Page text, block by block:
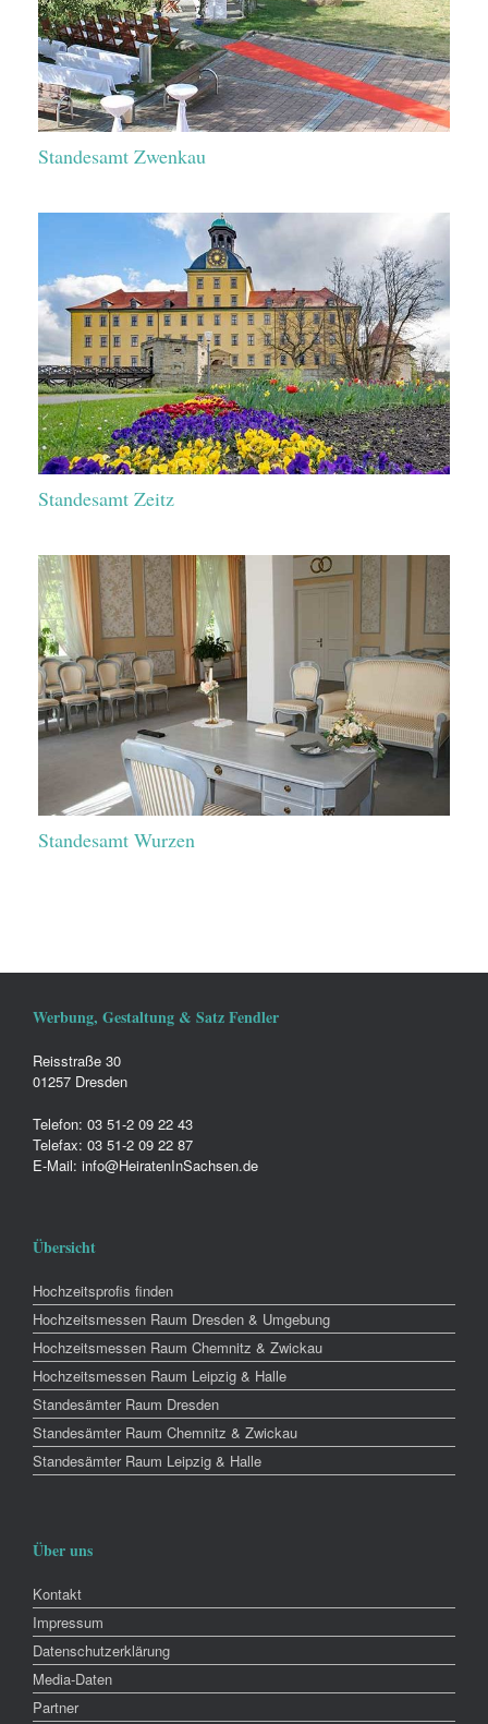
Standesamt Zwenkau
Standesamt Zeitz
Standesamt Wurzen
Werbung, Gestaltung & Satz Fendler
Reisstraße 30
01257 Dresden
Telefon: 03 51-2 09 22 43
Telefax: 03 51-2 09 22 87
E-Mail: info@HeiratenInSachsen.de
Übersicht
Hochzeitsprofis finden
Hochzeitsmessen Raum Dresden & Umgebung
Hochzeitsmessen Raum Chemnitz & Zwickau
Hochzeitsmessen Raum Leipzig & Halle
Standesämter Raum Dresden
Standesämter Raum Chemnitz & Zwickau
Standesämter Raum Leipzig & Halle
Über uns
Kontakt
Impressum
Datenschutzerklärung
Media-Daten
Partner